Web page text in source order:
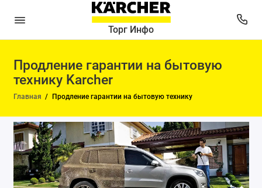
Торг Инфо
Продление гарантии на бытовую
технику Karcher
Главная Продление гарантии на бытовую технику